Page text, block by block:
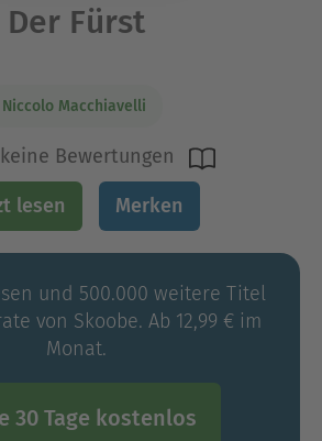
Der Fürst
Niccolo Macchiavelli
Bewertungen
lesen Merken
und 500.000 weitere Titel
von Skoobe. Ab 12,99 € im
Monat.
30 Tage kostenlos